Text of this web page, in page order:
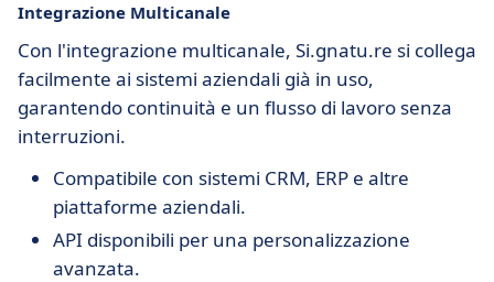
Integrazione Multicanale
Con l'integrazione multicanale, Si.gnatu.re si collega
facilmente ai sistemi aziendali già in uso,
garantendo continuità e un flusso di lavoro senza
interruzioni.
Compatibile con sistemi CRM, ERP e altre
piattaforme aziendali.
API disponibili per una personalizzazione
avanzata.